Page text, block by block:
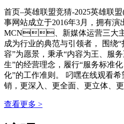
首页–英雄联盟竞猜-2025英雄联
事网站成立于2016年3月，拥有
MCN、新媒体运营三大主
成为行业的典范与引领者， 围
容”为愿景，秉承“内容为王、服务
生”的经营理念，履行“服务标准化
化”的工作准则。 叼嘿在线观看希
销，更深入、更全面、更立体、更精
查看更多 >